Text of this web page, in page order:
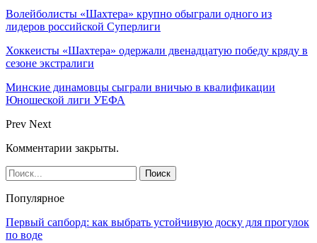
Волейболисты «Шахтера» крупно обыграли одного из
лидеров российской Суперлиги
Хоккеисты «Шахтера» одержали двенадцатую победу кряду в
сезоне экстралиги
Минские динамовцы сыграли вничью в квалификации
Юношеской лиги УЕФА
Prev Next
Комментарии закрыты.
Популярное
Первый сапборд: как выбрать устойчивую доску для прогулок
по воде